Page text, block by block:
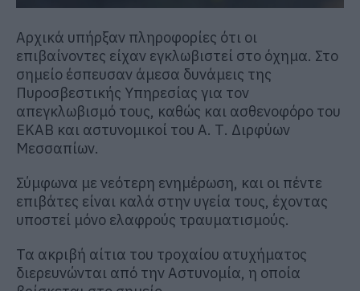
Αρχικά υπήρξαν πληροφορίες ότι οι
επιβαίνοντες είχαν εγκλωβιστεί στο όχημα. Στο
σημείο έσπευσαν άμεσα δυνάμεις της
Πυροσβεστικής Υπηρεσίας για τον
απεγκλωβισμό τους, καθώς και ασθενοφόρο του
ΕΚΑΒ και αστυνομικοί του Α. Τ. Διρφύων
Μεσσαπίων.
Σύμφωνα με νεότερη ενημέρωση, και οι πέντε
επιβάτες είναι καλά στην υγεία τους, έχοντας
υποστεί μόνο ελαφρούς τραυματισμούς.
Τα ακριβή αίτια του τροχαίου ατυχήματος
διερευνώνται από την Αστυνομία, η οποία